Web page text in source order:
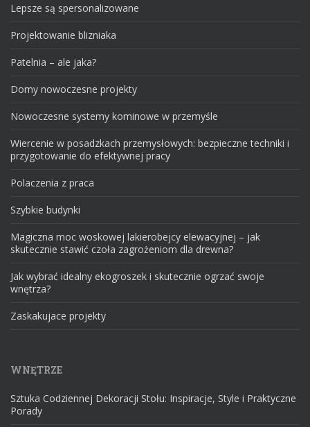
Lepsze są spersonalizowane
Projektowanie blizniaka
Patelnia – ale jaka?
Domy nowoczesne projekty
Nowoczesne systemy kominowe w przemyśle
Wiercenie w posadzkach przemysłowych: bezpieczne techniki i
przygotowanie do efektywnej pracy
Polaczenia z praca
Szybkie budynki
Magiczna moc woskowej lakierobejcy elewacyjnej – jak
skutecznie stawić czoła zagrożeniom dla drewna?
Jak wybrać idealny ekogroszek i skutecznie ogrzać swoje
wnętrza?
Zaskakujace projekty
WNĘTRZE
Sztuka Codziennej Dekoracji Stołu: Inspiracje, Style i Praktyczne
Porady